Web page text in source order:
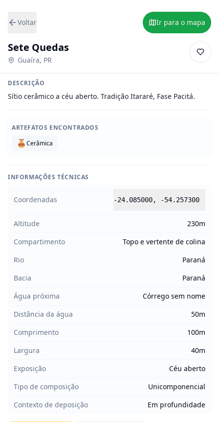
Voltar Ir para o mapa
Sete Quedas
Guaíra, PR
DESCRIÇÃO
Sítio cerâmico a céu aberto. Tradição Itararé, Fase Pacitá.
ARTEFATOS ENCONTRADOS
Cerâmica
INFORMAÇÕES TÉCNICAS
Coordenadas -24.085000, -54.257300
Altitude
230m
Compartimento
Topo e vertente de colina
Rio
Paraná
Bacia
Paraná
Água próxima
Córrego sem nome
Distância da água
50m
Comprimento
100m
Largura
40m
Exposição
Céu aberto
Tipo de composição
Unicomponencial
Contexto de deposição
Em profundidade